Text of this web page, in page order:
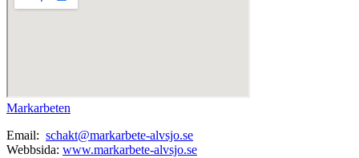
Markarbeten
Email: schakt@markarbete-alvsjo.se
Webbsida: www.markarbete-alvsjo.se